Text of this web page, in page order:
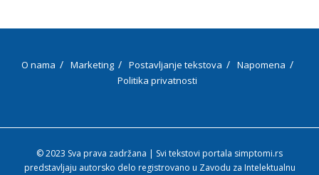
O nama Marketing Postavljanje tekstova
Napomena
Politika privatnosti
© 2023 Sva prava zadržana | Svi tekstovi portala simptomi.rs
predstavljaju autorsko delo registrovano u Zavodu za Intelektualnu